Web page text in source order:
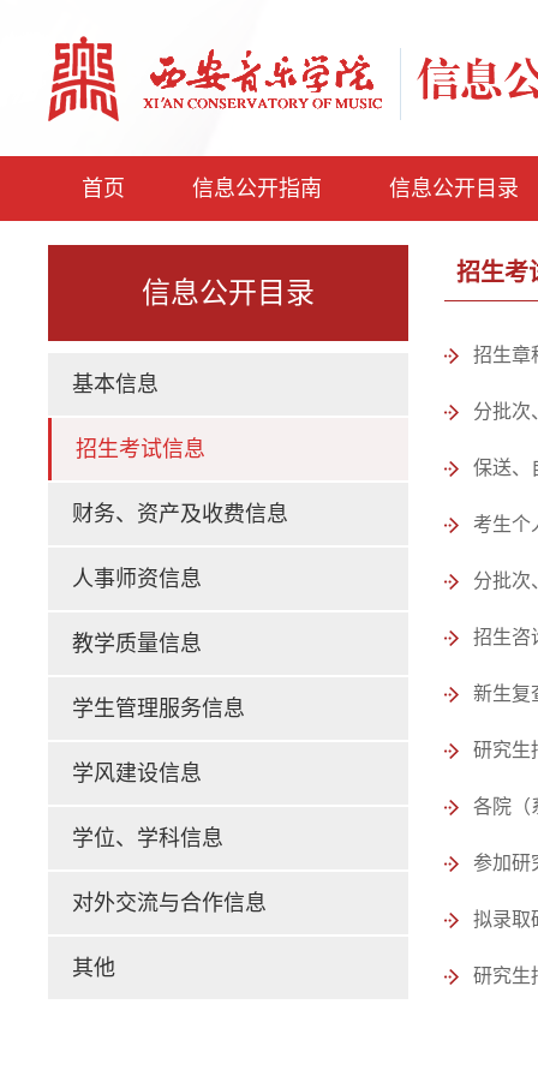
首页 信息公开指南 信息公开目录
信息公开目录
基本信息
招生考试信息
财务、资产及收费信息
人事师资信息
教学质量信息
学生管理服务信息
学风建设信息
学位、学科信息
对外交流与合作信息
其他
招生考
招生章
分批次
保送、
考生个
分批次
招生咨
新生复
研究生
各院（
参加研
拟录取
研究生